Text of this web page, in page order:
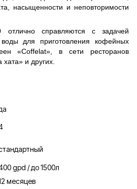
насыщенности и неповторимости
отлично справляются с задачей
воды для приготовления кофейных
«Сoffelat», в сети ресторанов
и других.
gpd / до 1500л
месяцев